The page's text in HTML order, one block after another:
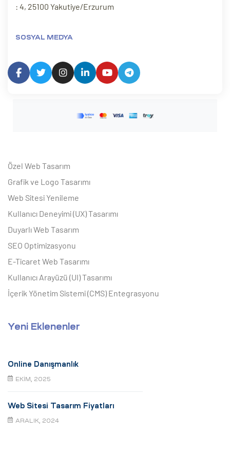
: 4, 25100 Yakutiye/Erzurum
SOSYAL MEDYA
Özel Web Tasarım
Grafik ve Logo Tasarımı
Web Sitesi Yenileme
Kullanıcı Deneyimi (UX) Tasarımı
Duyarlı Web Tasarım
SEO Optimizasyonu
E-Ticaret Web Tasarımı
Kullanıcı Arayüzü (UI) Tasarımı
İçerik Yönetim Sistemi (CMS) Entegrasyonu
Yeni Eklenenler
Online Danışmanlık
EKIM, 2025
Web Sitesi Tasarım Fiyatları
ARALIK, 2024